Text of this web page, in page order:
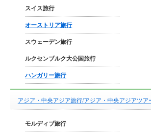
スイス旅行
オーストリア旅行
スウェーデン旅行
ルクセンブルク大公国旅行
ハンガリー旅行
アジア・中央アジア旅行/アジア・中央アジアツア
モルディブ旅行